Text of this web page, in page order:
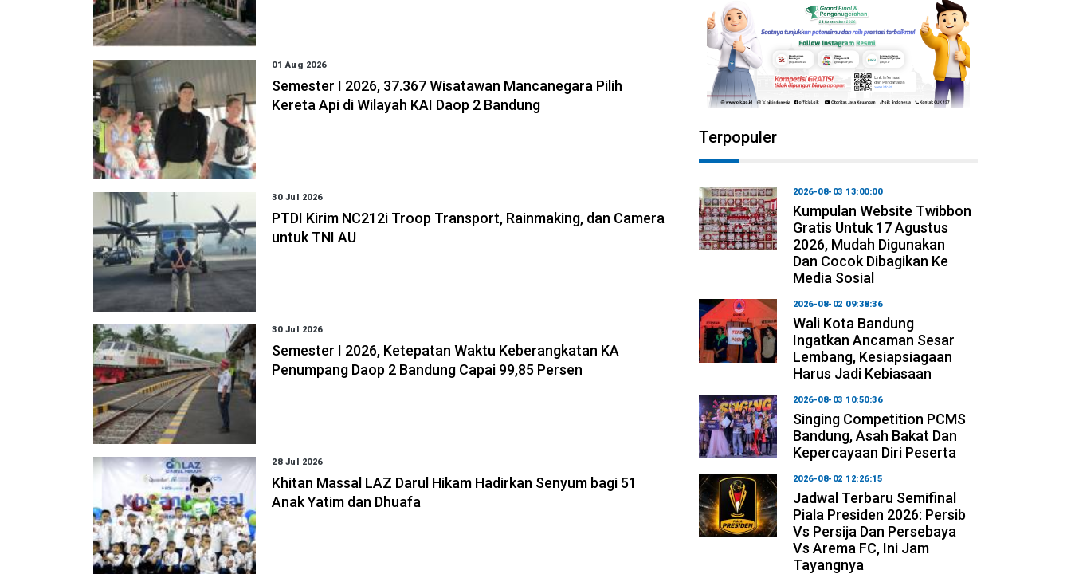
01 Aug 2026
Semester I 2026, 37.367 Wisatawan Mancanegara Pilih
Kereta Api di Wilayah KAI Daop 2 Bandung
30 Jul 2026
PTDI Kirim NC212i Troop Transport, Rainmaking, dan Camera
untuk TNI AU
30 Jul 2026
Semester I 2026, Ketepatan Waktu Keberangkatan KA
Penumpang Daop 2 Bandung Capai 99,85 Persen
28 Jul 2026
Khitan Massal LAZ Darul Hikam Hadirkan Senyum bagi 51
Anak Yatim dan Dhuafa
Terpopuler
2026-08-03 13:00:00
Kumpulan Website Twibbon
Gratis Untuk 17 Agustus
2026, Mudah Digunakan
Dan Cocok Dibagikan Ke
Media Sosial
2026-08-02 09:38:36
Wali Kota Bandung
Ingatkan Ancaman Sesar
Lembang, Kesiapsiagaan
Harus Jadi Kebiasaan
2026-08-03 10:50:36
Singing Competition PCMS
Bandung, Asah Bakat Dan
Kepercayaan Diri Peserta
2026-08-02 12:26:15
Jadwal Terbaru Semifinal
Piala Presiden 2026: Persib
Vs Persija Dan Persebaya
Vs Arema FC, Ini Jam
Tayangnya